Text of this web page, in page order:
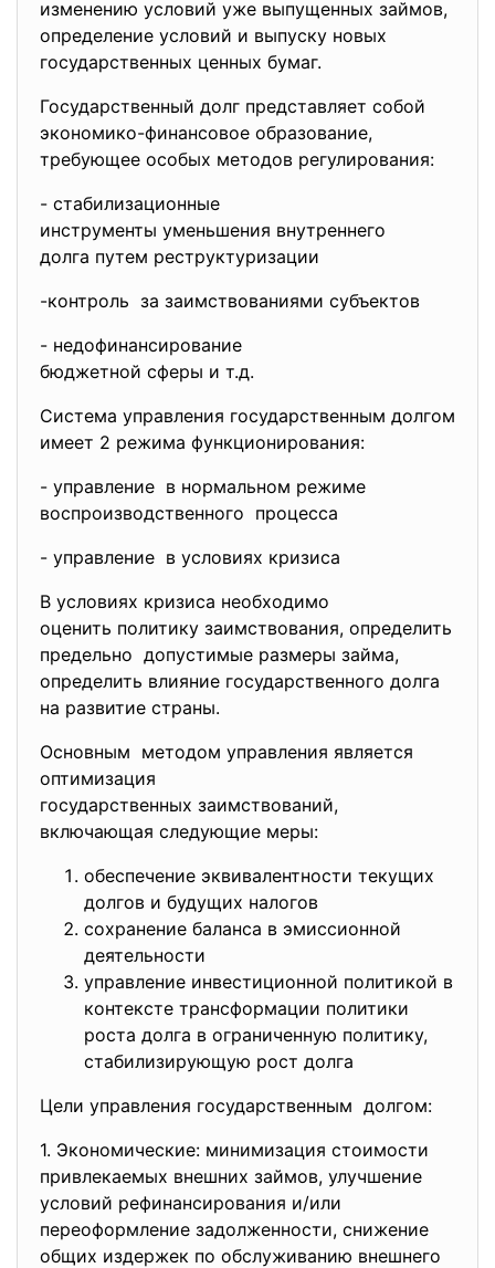
изменению условий уже выпущенных займов,
определение условий и выпуску новых
государственных ценных бумаг.
Государственный долг представляет собой
экономико-финансовое образование,
требующее особых методов регулирования:
- стабилизационные
инструменты уменьшения внутреннего
долга путем реструктуризации
-контроль за заимствованиями субъектов
- недофинансирование
бюджетной сферы и т.д.
Система управления государственным долгом
имеет 2 режима функционирования:
- управление в нормальном режиме
воспроизводственного процесса
- управление в условиях кризиса
В условиях кризиса необходимо
оценить политику заимствования, определить
предельно допустимые размеры займа,
определить влияние государственного долга
на развитие страны.
Основным методом управления является
оптимизация
государственных заимствований,
включающая следующие меры:
обеспечение эквивалентности текущих
долгов и будущих налогов
сохранение баланса в эмиссионной
деятельности
управление инвестиционной политикой в
контексте трансформации политики
роста долга в ограниченную политику,
стабилизирующую рост долга
Цели управления государственным долгом:
1. Экономические: минимизация стоимости
привлекаемых внешних займов, улучшение
условий рефинансирования и/или
переоформление задолженности, снижение
общих издержек по обслуживанию внешнего